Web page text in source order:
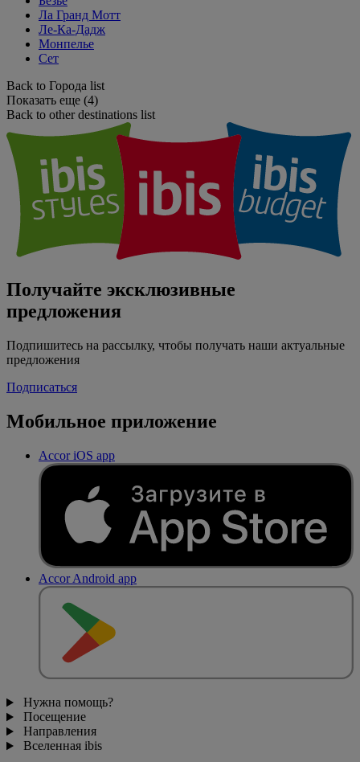
Ла Гранд Мотт
Ле-Ка-Дадж
Монпелье
Сет
Back to Города list
Показать еще (4)
Back to other destinations list
Получайте эксклюзивные
предложения
Подпишитесь на рассылку, чтобы получать наши актуальные
предложения
Подписаться
Мобильное приложение
Accor iOS app
Accor Android app
Нужна помощь?
Посещение
Направления
Вселенная ibis